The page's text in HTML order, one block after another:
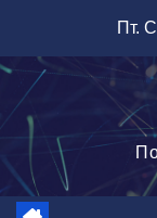
вмісту
Пт.